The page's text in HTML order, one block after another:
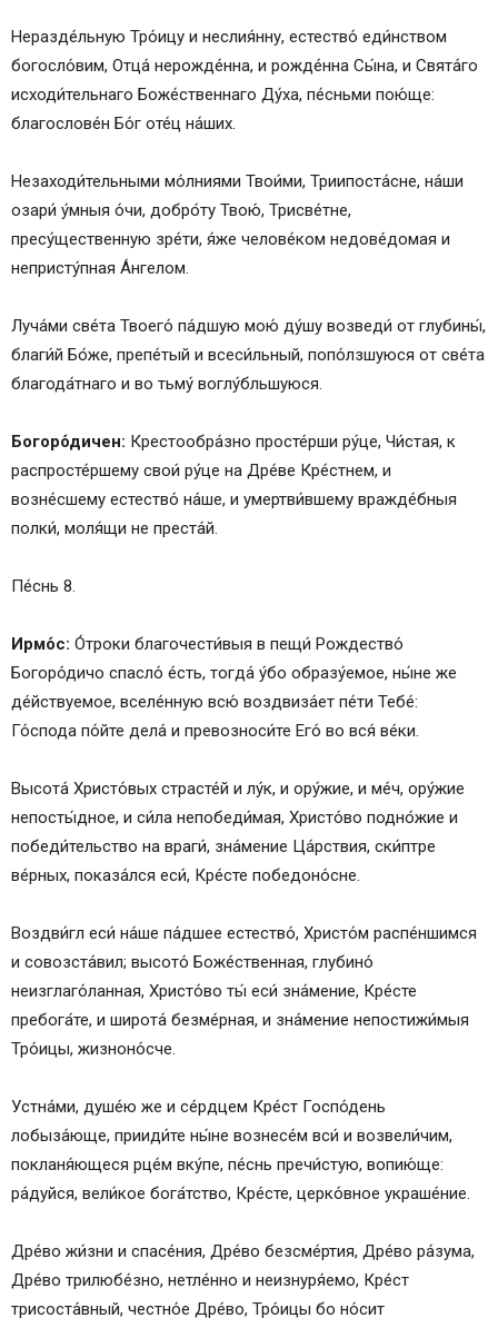
Неразде́льную Тро́ицу и неслия́нну, естество́ еди́нством
богосло́вим, Отца́ нерожде́нна, и рожде́нна Сы́на, и Свята́го
исходи́тельнаго Боже́ственнаго Ду́ха, пе́сньми пою́ще:
благослове́н Бо́г оте́ц на́ших.
Незаходи́тельными мо́лниями Твои́ми, Триипоста́сне, на́ши
озари́ у́мныя о́чи, добро́ту Твою́, Трисве́тне,
пресу́щественную зре́ти, я́же челове́ком недове́домая и
непристу́пная А́нгелом.
Луча́ми све́та Твоего́ па́дшую мою́ ду́шу возведи́ от глубины́,
благи́й Бо́же, препе́тый и всеси́льный, попо́лзшуюся от све́та
благода́тнаго и во тьму́ воглу́бльшуюся.
Богоро́дичен: Крестообра́зно просте́рши ру́це, Чи́стая, к
распросте́ршему свои́ ру́це на Дре́ве Кре́стнем, и
возне́сшему естество́ на́ше, и умертви́вшему вражде́бныя
полки́, моля́щи не преста́й.
Пе́снь 8.
Ирмо́с: О́троки благочести́выя в пещи́ Рождество́
Богоро́дичо спасло́ е́сть, тогда́ у́бо образу́емое, ны́не же
де́йствуемое, вселе́нную всю́ воздвиза́ет пе́ти Тебе́:
Го́спода по́йте дела́ и превозноси́те Его́ во вся́ ве́ки.
Высота́ Христо́вых страсте́й и лу́к, и ору́жие, и ме́ч, ору́жие
непосты́дное, и си́ла непобеди́мая, Христо́во подно́жие и
победи́тельство на враги́, зна́мение Ца́рствия, ски́птре
ве́рных, показа́лся еси́, Кре́сте победоно́сне.
Воздви́гл еси́ на́ше па́дшее естество́, Христо́м распе́ншимся
и совозста́вил; высото́ Боже́ственная, глубино́
неизглаго́ланная, Христо́во ты́ еси́ зна́мение, Кре́сте
пребога́те, и широта́ безме́рная, и зна́мение непостижи́мыя
Тро́ицы, жизноно́сче.
Устна́ми, душе́ю же и се́рдцем Кре́ст Госпо́день
лобыза́юще, прииди́те ны́не вознесе́м вси́ и возвели́чим,
покланя́ющеся рце́м вку́пе, пе́снь пречи́стую, вопию́ще:
ра́дуйся, вели́кое бога́тство, Кре́сте, церко́вное украше́ние.
Дре́во жи́зни и спасе́ния, Дре́во безсме́ртия, Дре́во ра́зума,
Дре́во трилюбе́зно, нетле́нно и неизнуря́емо, Кре́ст
трисоста́вный, честно́е Дре́во, Тро́ицы бо но́сит